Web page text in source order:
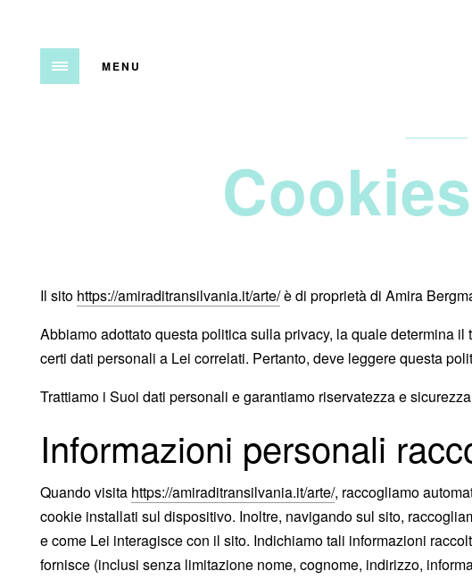
MENU
Il sito https://amiraditransilvania.it/arte/è di proprietà di Amira
Abbiamo adottato questa politica sulla privacy, la quale determina
certi dati personali a Lei correlati. Pertanto, deve leggere questa
Trattiamo i Suoi dati personali e garantiamo riservatezza e
Informazioni personali
Quando visita https://amiraditransilvania.it/arte/, raccogliamo
cookie installati sul dispositivo. Inoltre, navigando sul sito,
e come Lei interagisce con il sito. Indichiamo tali informazioni
fornisce (inclusi senza limitazione nome, cognome, indirizzo,